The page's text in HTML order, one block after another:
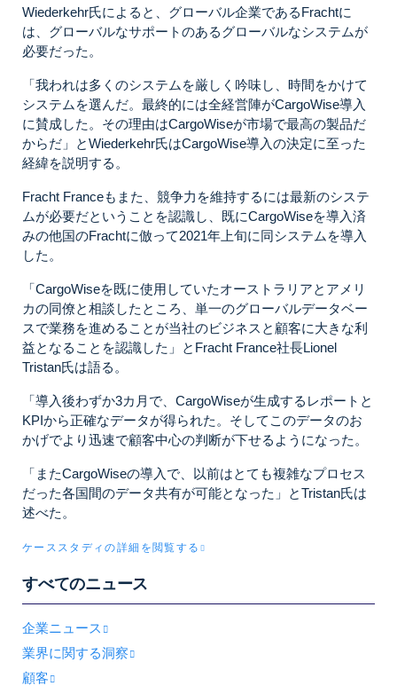
Wiederkehr氏によると、グローバル企業であるFrachtに
は、グローバルなサポートのあるグローバルなシステムが
必要だった。
「我われは多くのシステムを厳しく吟味し、時間をかけて
システムを選んだ。最終的には全経営陣がCargoWise導入
に賛成した。その理由はCargoWiseが市場で最高の製品だ
からだ」とWiederkehr氏はCargoWise導入の決定に至った
経緯を説明する。
Fracht Franceもまた、競争力を維持するには最新のシステ
ムが必要だということを認識し、既にCargoWiseを導入済
みの他国のFrachtに倣って2021年上旬に同システムを導入
した。
「CargoWiseを既に使用していたオーストラリアとアメリ
カの同僚と相談したところ、単一のグローバルデータベー
スで業務を進めることが当社のビジネスと顧客に大きな利
益となることを認識した」
とFracht France社長Lionel
Tristan氏は語る。
「導入後わずか3カ月で、CargoWiseが生成するレポートと
KPIから正確なデータが得られた。そしてこのデータのお
かげでより迅速で顧客中心の判断が下せるようになった。
「またCargoWiseの導入で、以前はとても複雑なプロセス
だった各国間のデータ共有が可能となった」とTristan氏は
述べた。
ケーススタディの詳細を閲覧する
すべてのニュース
企業ニュース
業界に関する洞察
顧客